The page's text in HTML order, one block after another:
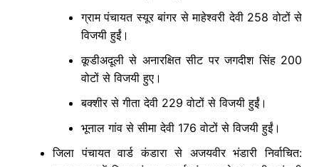
ग्राम पंचायत स्यूर बांगर से माहेश्वरी देवी 258 वोटों से
विजयी हुईं।
कूडीअदूली से अनारक्षित सीट पर जगदीश सिंह 200
वोटों से विजयी हुए।
बक्शीर से गीता देवी 229 वोटों से विजयी हुईं।
भूनाल गांव से सीमा देवी 176 वोटों से विजयी हुईं।
जिला पंचायत वार्ड कंडारा से अजयवीर भंडारी निर्वाचित: